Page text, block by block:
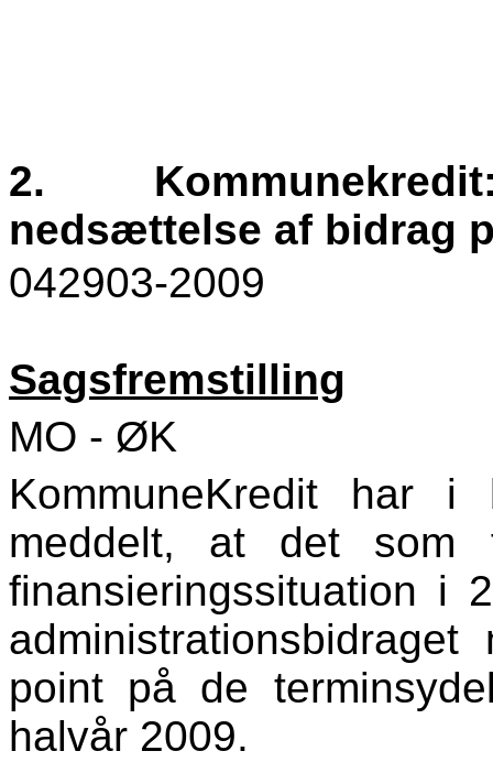
2.
nedsættelse af bidrag
042903-2009
Sagsfremstilling
MO - ØK
KommuneKredit har
meddelt, at det som
finansieringssituation i
point på de
halvår 2009.